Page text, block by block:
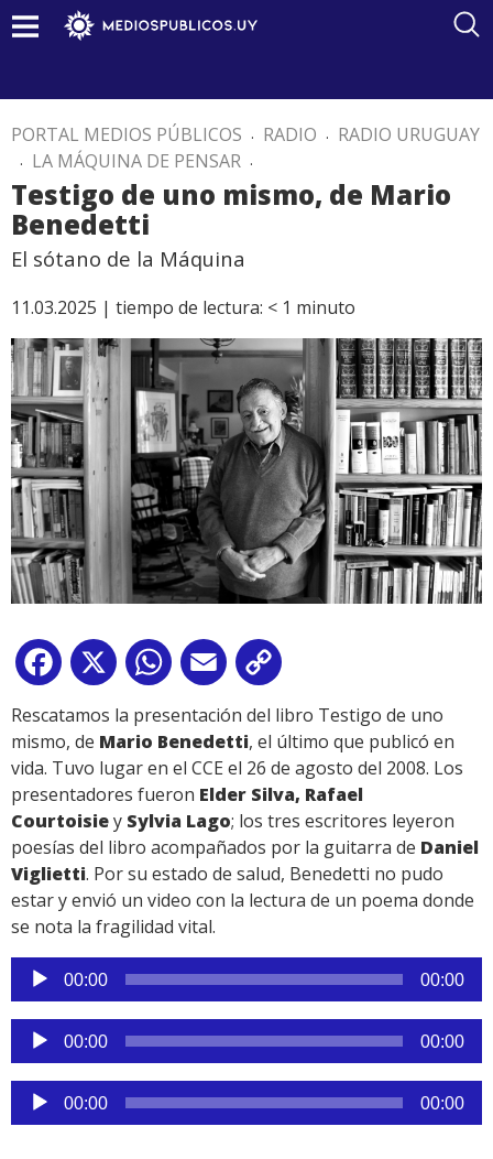
PORTAL MEDIOS PÚBLICOS . RADIO . RADIO URUGUAY
. LA MÁQUINA DE PENSAR .
Testigo de uno mismo, de Mario
Benedetti
El sótano de la Máquina
11.03.2025 | tiempo de lectura: < 1 minuto
Facebook
X WhatsApp
Email
Link
Rescatamos la presentación del libro Testigo de uno
mismo, de Mario Benedetti, el último que publicó en
vida. Tuvo lugar en el CCE el 26 de agosto del 2008. Los
presentadores fueron Elder Silva, Rafael
Courtoisiey Sylvia Lago; los tres escritores leyeron
poesías del libro acompañados por la guitarra de Daniel
Viglietti. Por su estado de salud, Benedetti no pudo
estar y envió un video con la lectura de un poema donde
se nota la fragilidad vital.
Reproductor
de
audio
00:00 00:00
Reproductor
de
audio
00:00 00:00
Reproductor
de
00:00 00:00